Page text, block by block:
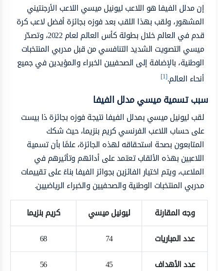
إن مدلل الفيفا هو اللاعب ليونيل ميسي اللاعب الأرجنتيني
المشهور، ولقب بهذا اللقب بعد فوزه بجائزة أفضل لاعب كرة
قدم في العالم خلال بطولة كأس العالم لعام 2022، وتصدّر
ميسي التصويت الشديد التنافسي من قبل مدربي المنتخبات
الوطنية، بالإضافة إلى الصحفيين الخبراء والمؤيدين في جميع
أنحاء العالم.[1]
سبب تسمية ميسي مدلل الفيفا
لقب ليونيل ميسي بمدلل الفيفا نتيجة فوزه بجائزة ذا بيست
على حساب اللاعب الفرنسي كريم بنزيما، حيث شكك
المتابعون بصحة استحقاقه لهذه الجائزة، علمًا بأن تسمية
اللاعبين بهذه الألقاب تعتمد على أدائهم وتأثيرهم في
الملاعب، ويتم اختيار الفائزين بجوائز الفيفا بناءً على تقييمات
مدربي المنتخبات الوطنية والصحفيين والخبراء الرياضيين.
وجه المقارنة
ليونيل ميسي
كريم بنزيما
عدد المباريات
74
68
عدد الأهداف
45
56